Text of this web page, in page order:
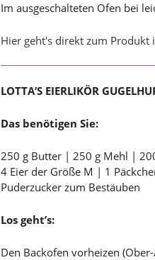
Im ausgeschalteten Ofen bei
Hier geht's direkt zum Produkt
LOTTA’S EIERLIKÖR
Das benötigen Sie:
250 g Butter | 250 g Mehl |
4 Eier der Größe M | 1
Puderzucker zum Bestäuben
Los geht’s:
Den Backofen vorheizen